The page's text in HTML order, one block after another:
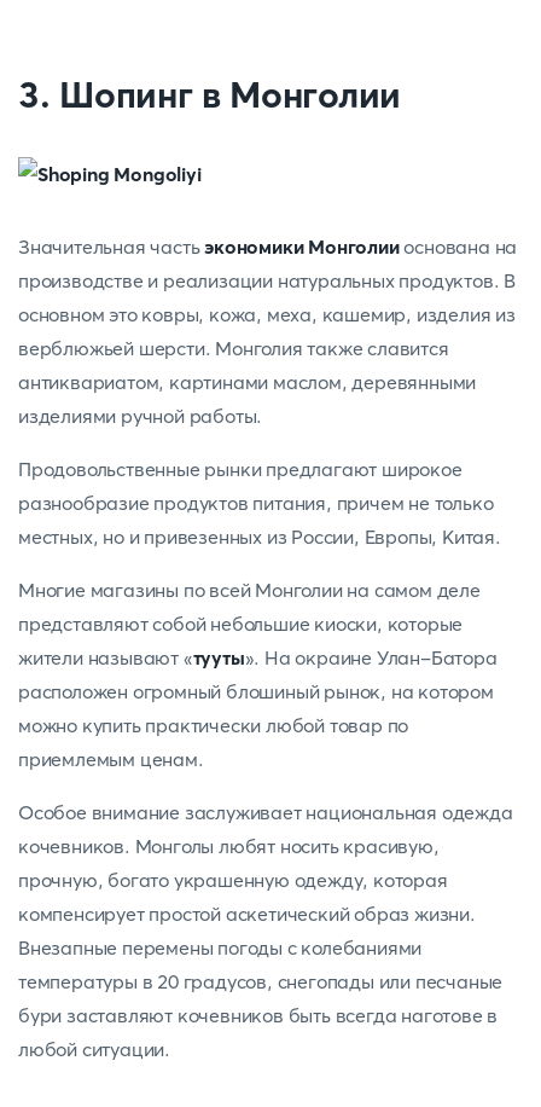
3. Шопинг в Монголии
Значительная частьэкономики Монголииоснована на
производстве и реализации натуральных продуктов. В
основном это ковры, кожа, меха, кашемир, изделия из
верблюжьей шерсти. Монголия также славится
антиквариатом, картинами маслом, деревянными
изделиями ручной работы.
Продовольственные рынки предлагают широкое
разнообразие продуктов питания, причем не только
местных, но и привезенных из России, Европы, Китая.
Многие магазины по всей Монголии на самом деле
представляют собой небольшие киоски, которые
жители называют «тууты». На окраине Улан-Батора
расположен огромный блошиный рынок, на котором
можно купить практически любой товар по
приемлемым ценам.
Особое внимание заслуживает национальная одежда
кочевников. Монголы любят носить красивую,
прочную, богато украшенную одежду, которая
компенсирует простой аскетический образ жизни.
Внезапные перемены погоды с колебаниями
температуры в 20 градусов, снегопады или песчаные
бури заставляют кочевников быть всегда наготове в
любой ситуации.